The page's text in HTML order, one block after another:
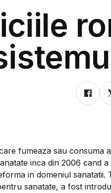
fumeaza sau consuma
inca din 2006 cand
in domeniul sanatatii.
sanatate, a fost